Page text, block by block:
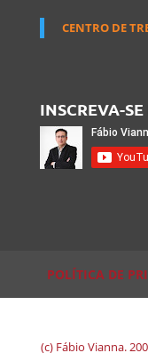
CENTRO DE
INSCREVA-
POLÍTICA DE
(c) Fábio Vianna.